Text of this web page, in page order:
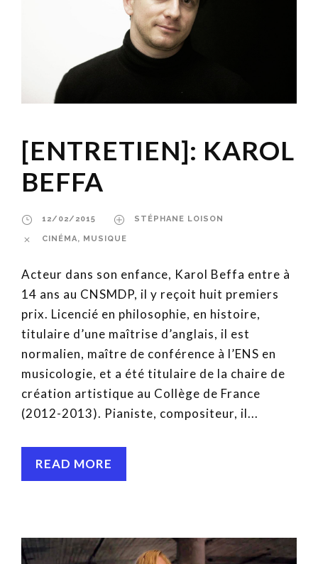
[ENTRETIEN]: KAROL
BEFFA
12/02/2015 STÉPHANE LOISON
CINÉMA, MUSIQUE
Acteur dans son enfance, Karol Beffa entre à
14 ans au CNSMDP, il y reçoit huit premiers
prix. Licencié en philosophie, en histoire,
titulaire d’une maîtrise d’anglais, il est
normalien, maître de conférence à l’ENS en
musicologie, et a été titulaire de la chaire de
création artistique au Collège de France
(2012-2013). Pianiste, compositeur, il...
READ MORE